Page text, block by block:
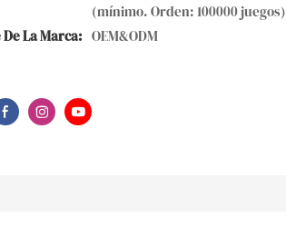
(mínimo. Orden: 100000
La Marca: OEM&ODM